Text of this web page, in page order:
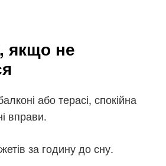
якщо не
або терасі, спокійна
вправи.
за годину до сну.